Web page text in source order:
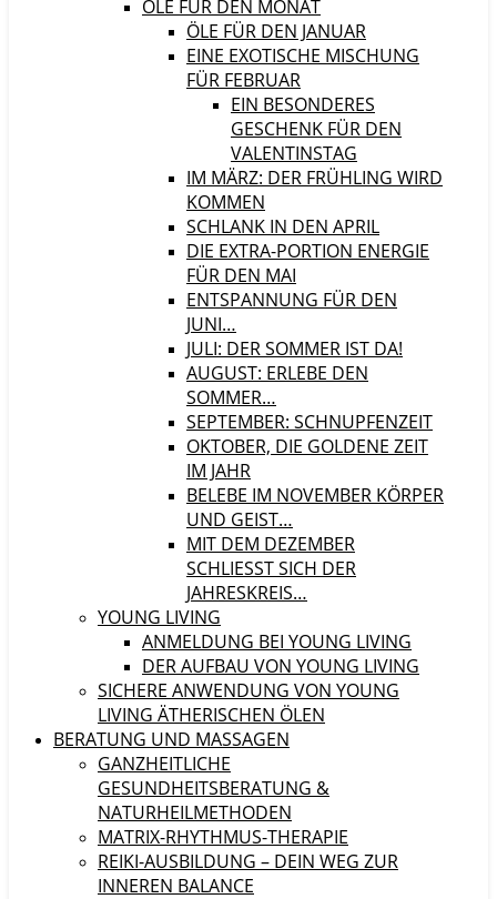
ÖLE FÜR DEN MONAT
ÖLE FÜR DEN JANUAR
EINE EXOTISCHE MISCHUNG
FÜR FEBRUAR
EIN BESONDERES
GESCHENK FÜR DEN
VALENTINSTAG
IM MÄRZ: DER FRÜHLING WIRD
KOMMEN
SCHLANK IN DEN APRIL
DIE EXTRA-PORTION ENERGIE
FÜR DEN MAI
ENTSPANNUNG FÜR DEN
JUNI…
JULI: DER SOMMER IST DA!
AUGUST: ERLEBE DEN
SOMMER…
SEPTEMBER: SCHNUPFENZEIT
OKTOBER, DIE GOLDENE ZEIT
IM JAHR
BELEBE IM NOVEMBER KÖRPER
UND GEIST…
MIT DEM DEZEMBER
SCHLIESST SICH DER J
AHRESKREIS…
YOUNG LIVING
ANMELDUNG BEI YOUNG LIVING
DER AUFBAU VON YOUNG LIVING
SICHERE ANWENDUNG VON YOUNG
LIVING ÄTHERISCHEN ÖLEN
BERATUNG UND MASSAGEN
GANZHEITLICHE
GESUNDHEITSBERATUNG &
NATURHEILMETHODEN
MATRIX-RHYTHMUS-THERAPIE
REIKI-AUSBILDUNG – DEIN WEG ZUR
INNEREN BALANCE